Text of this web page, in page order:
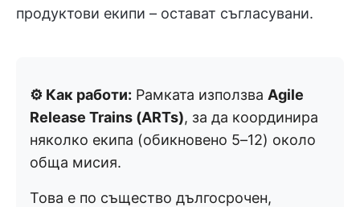
продуктови екипи – остават съгласувани.
⚙️ Как работи: Рамката използва Agile
Release Trains (ARTs), за да координира
няколко екипа (обикновено 5–12) около
обща мисия.
Това е по същество дългосрочен,